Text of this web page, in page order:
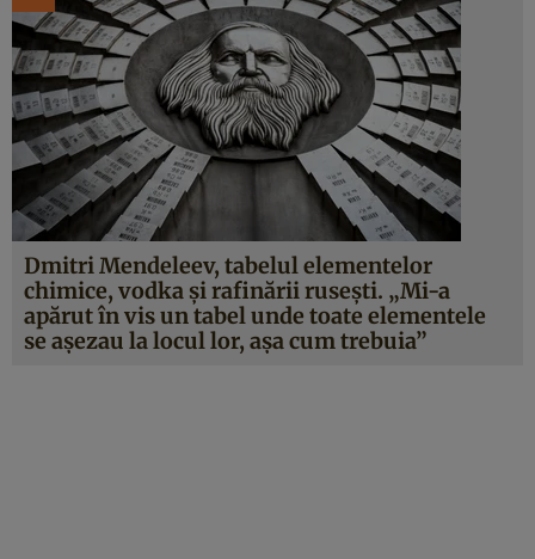
Dmitri Mendeleev, tabelul elementelor
chimice, vodka și rafinării rusești. „Mi-a
apărut în vis un tabel unde toate elementele
se așezau la locul lor, așa cum trebuia”